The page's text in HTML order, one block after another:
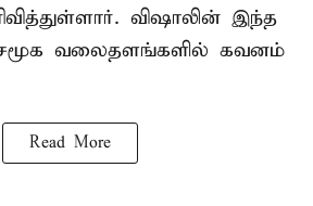
விஷாலின் இந்த
சமூக வலைதளங்களில் கவனம்
Read More